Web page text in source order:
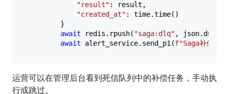
"result" : result,
"created_at" : time.time()
        }
await redis.rpush( "saga:dlq" ,
await alert_service.send_p1(f"Saga补偿失
运营可以在管理后台看到死信队列中的补偿任务，手动执
行或跳过。